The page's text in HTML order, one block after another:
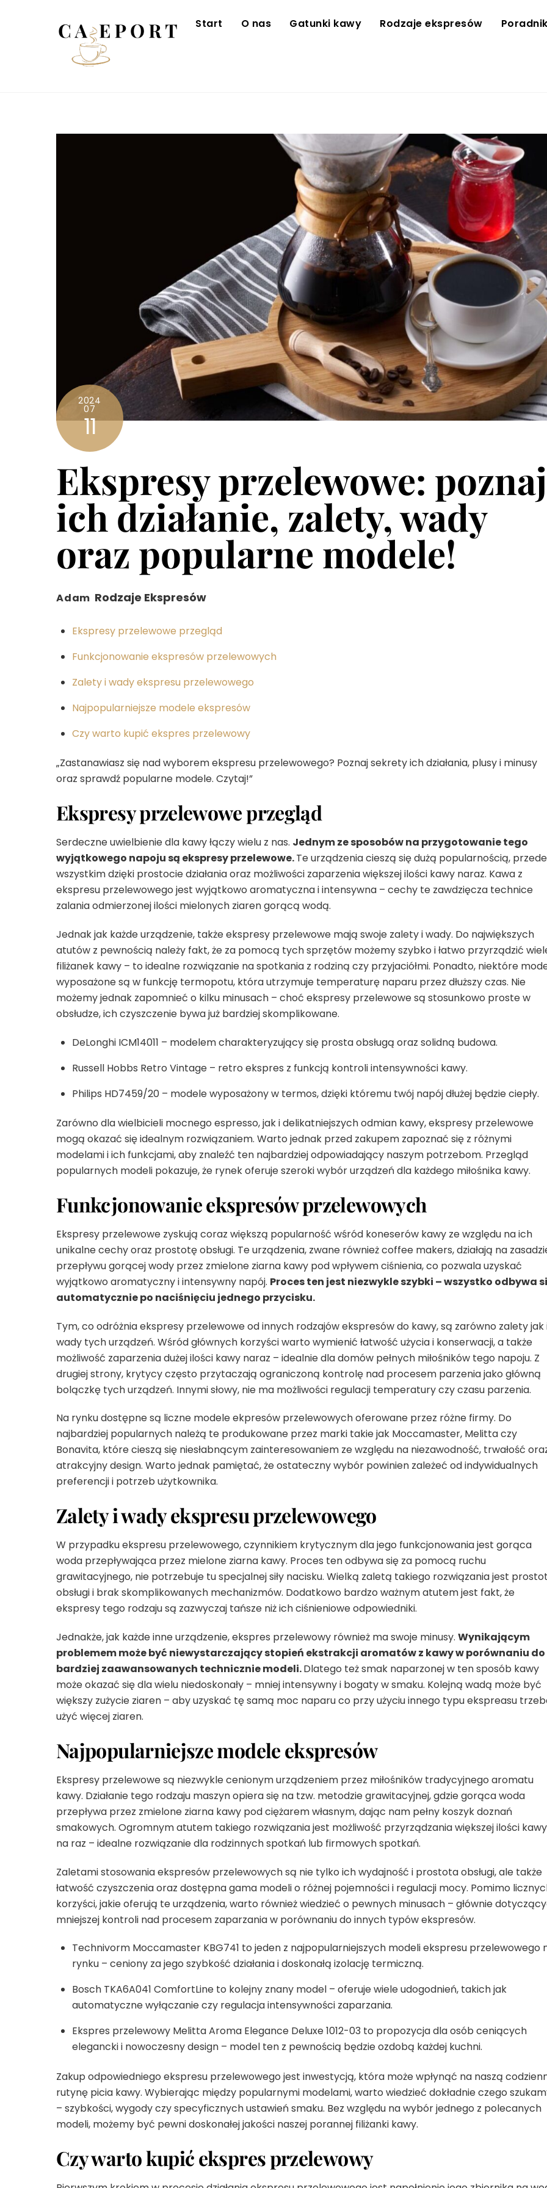
Start O nas Gatunki kawy Rodzaje ekspresów
2024
07
11
Ekspresy przelewowe: poznaj
ich działanie, zalety, wady
oraz popularne modele!
Adam Rodzaje Ekspresów
Ekspresy przelewowe przegląd
Funkcjonowanie ekspresów przelewowych
Zalety i wady ekspresu przelewowego
Najpopularniejsze modele ekspresów
Czy warto kupić ekspres przelewowy
„Zastanawiasz się nad wyborem ekspresu przelewowego? Poznaj sekrety ich działania, plusy i minusy
oraz sprawdź popularne modele. Czytaj!”
Ekspresy przelewowe przegląd
Serdeczne uwielbienie dla kawy łączy wielu z nas. Jednym ze sposobów na przygotowanie tego
wyjątkowego napoju są ekspresy przelewowe.Te urządzenia cieszą się dużą popularnością, przede
wszystkim dzięki prostocie działania oraz możliwości zaparzenia większej ilości kawy naraz. Kawa z
ekspresu przelewowego jest wyjątkowo aromatyczna i intensywna – cechy te zawdzięcza technice
zalania odmierzonej ilości mielonych ziaren gorącą wodą.
Jednak jak każde urządzenie, także ekspresy przelewowe mają swoje zalety i wady. Do największych
atutów z pewnością należy fakt, że za pomocą tych sprzętów możemy szybko i łatwo przyrządzić
filiżanek kawy – to idealne rozwiązanie na spotkania z rodziną czy przyjaciółmi. Ponadto, niektóre
wyposażone są w funkcję termopotu, która utrzymuje temperaturę naparu przez dłuższy czas. Nie
możemy jednak zapomnieć o kilku minusach – choć ekspresy przelewowe są stosunkowo proste w
obsłudze, ich czyszczenie bywa już bardziej skomplikowane.
DeLonghi ICM14011 – modelem charakteryzujący się prosta obsługą oraz solidną budowa.
Russell Hobbs Retro Vintage – retro ekspres z funkcją kontroli intensywności kawy.
Philips HD7459/20 – modele wyposażony w termos, dzięki któremu twój napój dłużej będzie ciepły.
Zarówno dla wielbicieli mocnego espresso, jak i delikatniejszych odmian kawy, ekspresy przelewowe
mogą okazać się idealnym rozwiązaniem. Warto jednak przed zakupem zapoznać się z różnymi
modelami i ich funkcjami, aby znaleźć ten najbardziej odpowiadający naszym potrzebom. Przegląd
popularnych modeli pokazuje, że rynek oferuje szeroki wybór urządzeń dla każdego miłośnika kawy.
Funkcjonowanie ekspresów przelewowych
Ekspresy przelewowe zyskują coraz większą popularność wśród koneserów kawy ze względu na ich
unikalne cechy oraz prostotę obsługi. Te urządzenia, zwane również coffee makers, działają na
przepływu gorącej wody przez zmielone ziarna kawy pod wpływem ciśnienia, co pozwala uzyskać
wyjątkowo aromatyczny i intensywny napój. Proces ten jest niezwykle szybki – wszystko odbywa
automatycznie po naciśnięciu jednego przycisku.
Tym, co odróżnia ekspresy przelewowe od innych rodzajów ekspresów do kawy, są zarówno zalety jak
wady tych urządzeń. Wśród głównych korzyści warto wymienić łatwość użycia i konserwacji, a także
możliwość zaparzenia dużej ilości kawy naraz – idealnie dla domów pełnych miłośników tego napoju. Z
drugiej strony, krytycy często przytaczają ograniczoną kontrolę nad procesem parzenia jako główną
bolączkę tych urządzeń. Innymi słowy, nie ma możliwości regulacji temperatury czy czasu parzenia.
Na rynku dostępne są liczne modele ekpresów przelewowych oferowane przez różne firmy. Do
najbardziej popularnych należą te produkowane przez marki takie jak Moccamaster, Melitta czy
Bonavita, które cieszą się niesłabnącym zainteresowaniem ze względu na niezawodność, trwałość
atrakcyjny design. Warto jednak pamiętać, że ostateczny wybór powinien zależeć od indywidualnych
preferencji i potrzeb użytkownika.
Zalety i wady ekspresu przelewowego
W przypadku ekspresu przelewowego, czynnikiem krytycznym dla jego funkcjonowania jest gorąca
woda przepływająca przez mielone ziarna kawy. Proces ten odbywa się za pomocą ruchu
grawitacyjnego, nie potrzebuje tu specjalnej siły nacisku. Wielką zaletą takiego rozwiązania jest
obsługi i brak skomplikowanych mechanizmów. Dodatkowo bardzo ważnym atutem jest fakt, że
ekspresy tego rodzaju są zazwyczaj tańsze niż ich ciśnieniowe odpowiedniki.
Jednakże, jak każde inne urządzenie, ekspres przelewowy również ma swoje minusy. Wynikającym
problemem może być niewystarczający stopień ekstrakcji aromatów z kawy w porównaniu do
bardziej zaawansowanych technicznie modeli.Dlatego też smak naparzonej w ten sposób kawy
może okazać się dla wielu niedoskonały – mniej intensywny i bogaty w smaku. Kolejną wadą może być
większy zużycie ziaren – aby uzyskać tę samą moc naparu co przy użyciu innego typu ekspreasu
użyć więcej ziaren.
Najpopularniejsze modele ekspresów
Ekspresy przelewowe są niezwykle cenionym urządzeniem przez miłośników tradycyjnego aromatu
kawy. Działanie tego rodzaju maszyn opiera się na tzw. metodzie grawitacyjnej, gdzie gorąca woda
przepływa przez zmielone ziarna kawy pod ciężarem własnym, dając nam pełny koszyk doznań
smakowych. Ogromnym atutem takiego rozwiązania jest możliwość przyrządzania większej ilości kawy
na raz – idealne rozwiązanie dla rodzinnych spotkań lub firmowych spotkań.
Zaletami stosowania ekspresów przelewowych są nie tylko ich wydajność i prostota obsługi, ale także
łatwość czyszczenia oraz dostępna gama modeli o różnej pojemności i regulacji mocy. Pomimo
korzyści, jakie oferują te urządzenia, warto również wiedzieć o pewnych minusach – głównie
mniejszej kontroli nad procesem zaparzania w porównaniu do innych typów ekspresów.
Technivorm Moccamaster KBG741 to jeden z najpopularniejszych modeli ekspresu przelewowego
rynku – ​​ceniony za jego szybkość działania i doskonałą izolację termiczną.
Bosch TKA6A041 ComfortLine to kolejny znany model – oferuje wiele udogodnień, takich jak
automatyczne wyłączanie czy regulacja intensywności zaparzania.
Ekspres przelewowy Melitta Aroma Elegance Deluxe 1012-03 to propozycja dla osób ceniących
elegancki i nowoczesny design – model ten z pewnością będzie ozdobą każdej kuchni.
Zakup odpowiedniego ekspresu przelewowego jest inwestycją, która może wpłynąć na naszą
rutynę picia kawy. Wybierając między popularnymi modelami, warto wiedzieć dokładnie czego
– szybkości, wygody czy specyficznych ustawień smaku. Bez względu na wybór jednego z polecanych
modeli, możemy być pewni doskonałej jakości naszej porannej filiżanki kawy.
Czy warto kupić ekspres przelewowy